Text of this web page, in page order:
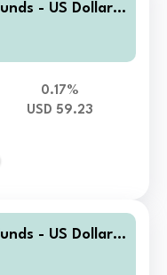
- US Dollar
X2
0.17%
USD 59.23
- US Dollar
D2 EUR Hedge